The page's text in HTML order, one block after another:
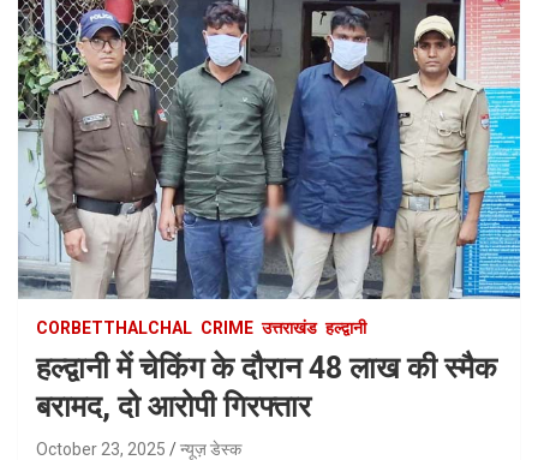
CORBETTHALCHAL CRIME उत्तराखंड हल्द्वानी
हल्द्वानी में चेकिंग के दौरान 48 लाख की स्मैक
बरामद, दो आरोपी गिरफ्तार
October 23, 2025 न्यूज़ डेस्क